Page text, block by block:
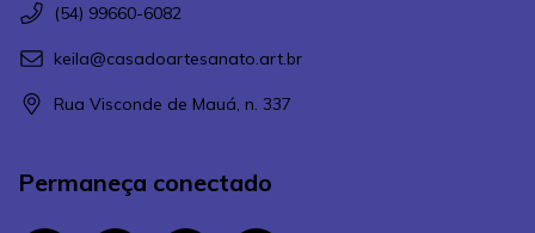
(54) 99660-6082
keila@casadoartesanato.art.br
Rua Visconde de Mauá, n. 337
Permaneça conectado